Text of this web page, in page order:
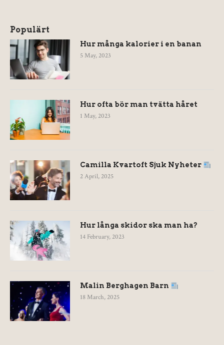
Populärt
Hur många kalorier i en banan
5 May, 2023
Hur ofta bör man tvätta håret
1 May, 2023
Camilla Kvartoft Sjuk Nyheter
2 April, 2025
Hur långa skidor ska man ha?
14 February, 2023
Malin Berghagen Barn
18 March, 2025